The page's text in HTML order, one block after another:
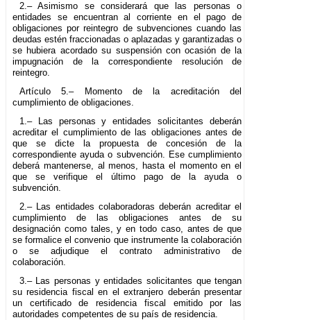
2.– Asimismo se considerará que las personas o
entidades se encuentran al corriente en el pago de
obligaciones por reintegro de subvenciones cuando las
deudas estén fraccionadas o aplazadas y garantizadas o
se hubiera acordado su suspensión con ocasión de la
impugnación de la correspondiente resolución de
reintegro.
Artículo 5.– Momento de la acreditación del
cumplimiento de obligaciones.
1.– Las personas y entidades solicitantes deberán
acreditar el cumplimiento de las obligaciones antes de
que se dicte la propuesta de concesión de la
correspondiente ayuda o subvención. Ese cumplimiento
deberá mantenerse, al menos, hasta el momento en el
que se verifique el último pago de la ayuda o
subvención.
2.– Las entidades colaboradoras deberán acreditar el
cumplimiento de las obligaciones antes de su
designación como tales, y en todo caso, antes de que
se formalice el convenio que instrumente la colaboración
o se adjudique el contrato administrativo de
colaboración.
3.– Las personas y entidades solicitantes que tengan
su residencia fiscal en el extranjero deberán presentar
un certificado de residencia fiscal emitido por las
autoridades competentes de su país de residencia.